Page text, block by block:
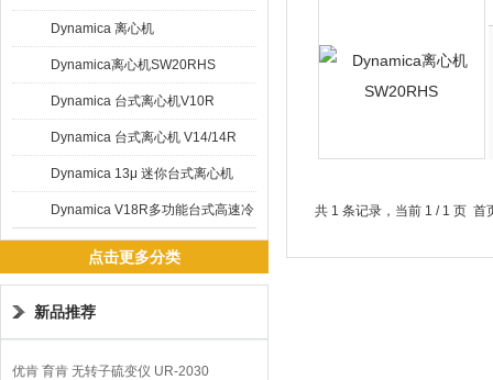
Dynamica 离心机
Dynamica离心机SW20RHS
Dynamica 台式离心机V10R
Dynamica 台式离心机 V14/14R
Dynamica 13μ 迷你台式离心机
Dynamica V18R多功能台式高速冷
冻离心机
点击更多分类
新品推荐
优肯 育肯 无转子硫变仪 UR-2030
共 1 条记录，当前 1 / 1 页